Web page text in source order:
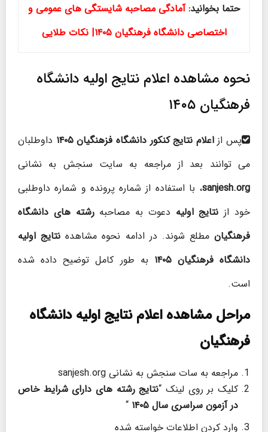
حتما بخوانید:آمادگی مصاحبه شایستگی های عمومی و
اختصاصی دانشگاه فرهنگیان ۱۴۰۵| نکات طلایی
نحوه مشاهده اعلام نتایج اولیه دانشگاه
فرهنگیان ۱۴۰۵
پس ازاعلام نتایج کنکور دانشگاه فزهنگیان ۱۴۰۵
داوطلبان
می توانند بعد از مراجعه به سایت سنجش به نشانی
sanjesh.org، با استفاده از شماره پرونده و شماره داوطلبی
خود از نتایج اولیه دعوت به مصاحبهرشته های دانشگاه
فرهنگیان مطلع شوند. در ادامه نحوه مشاهده نتایج اولیه
دانشگاه فرهنگیان ۱۴۰۵
به طور کامل توضیح داده شده
است.
مراحل مشاهده اعلام نتایج اولیه دانشگاه
فرهنگیان
مراجعه به سات سنجش به نشانی sanjesh.org
کلیک بر روی لینک “نتايج رشته های دارای شرايط خاص
در آزمون سراسری سال ۱۴۰۵
“
وارد کردن اطلاعات خواسته شده